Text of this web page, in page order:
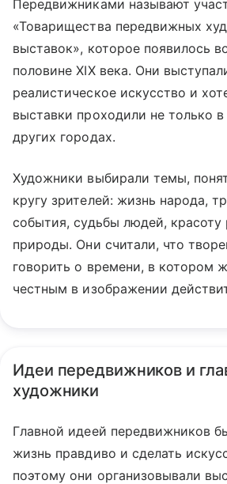
Передвижниками называют
«Товарищества передвижных
выставок», которое появилось
половине XIX века. Они
реалистическое искусство и
выставки проходили не только
других городах.
Художники выбирали темы,
кругу зрителей: жизнь народа,
события, судьбы людей, красоту
природы. Они считали, что
говорить о времени, в котором
честным в изображении
Идеи передвижников и
художники
Главной идеей передвижников
жизнь правдиво и сделать
поэтому они организовывали